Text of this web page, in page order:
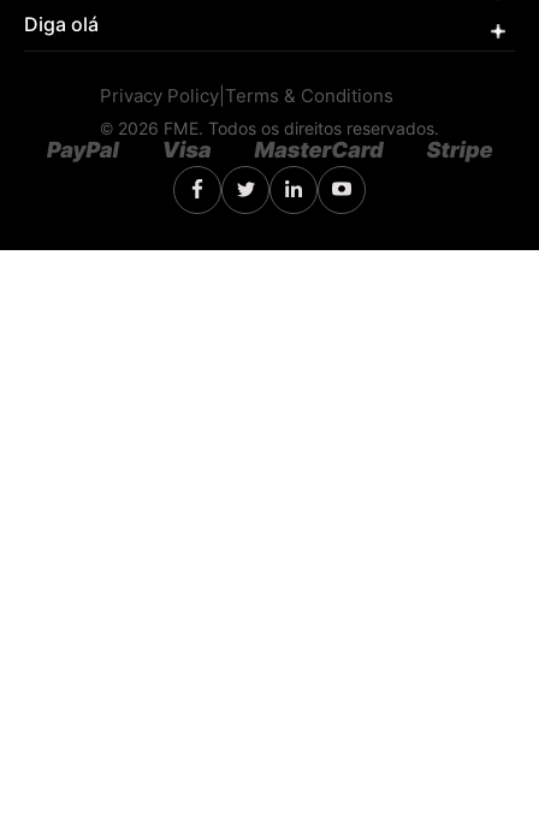
Diga olá
Privacy Policy Terms & Conditions
© 2026 FME. Todos os direitos reservados.